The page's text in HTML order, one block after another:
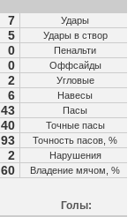
7
Удары
5
Удары в створ
0
Пенальти
0
Оффсайды
2
Угловые
6
Навесы
43
Пасы
40
Точные пасы
93
Точность пасов, %
2
Нарушения
60 Владение мячом, %
Голы: